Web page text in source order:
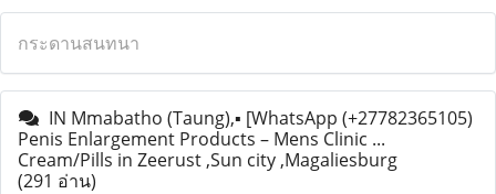
กระดานสนทนา
IN Mmabatho (Taung),▪︎ [WhatsApp (+27782365105)
Penis Enlargement Products – Mens Clinic ...
Cream/Pills in Zeerust ,Sun city ,Magaliesburg
(291 อ่าน)